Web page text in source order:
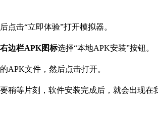
点击“立即体验”打开模拟器。
右边栏APK图标选择“本地APK安装”按钮。
APK文件，然后点击打开。
稍等片刻，软件安装完成后，就会出现在